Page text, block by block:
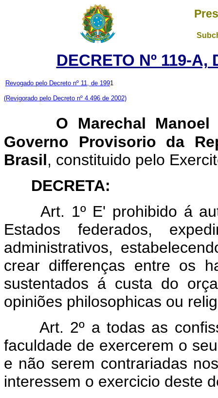
DECRETO Nº 119-A,
Revogado pelo Decreto nº 11, de 1991
(Revigorado pelo Decreto nº 4.496 de 2002)
O Marechal
Governo Provisorio da
Brasil, constituido pelo
DECRETA:
Art. 1º E' prohibido á
Estados federados,
administrativos,
crear differenças entre os
sustentados á custa do
opiniões philosophicas ou
Art. 2º a todas as
faculdade de exercerem o
e não serem contrariadas
interessem o exercicio deste